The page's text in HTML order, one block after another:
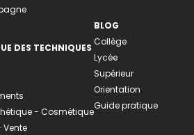
DES TECHNIQUES
- Cosmétique
BLOG
Collège
Lycée
Supérieur
Orientation
Guide pratique